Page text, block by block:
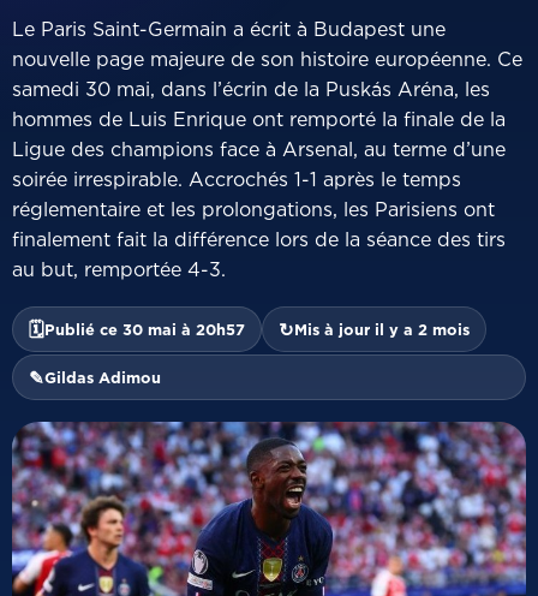
Le Paris Saint-Germain a écrit à Budapest une
nouvelle page majeure de son histoire européenne. Ce
samedi 30 mai, dans l’écrin de la Puskás Aréna, les
hommes de Luis Enrique ont remporté la finale de la
Ligue des champions face à Arsenal, au terme d’une
soirée irrespirable. Accrochés 1-1 après le temps
réglementaire et les prolongations, les Parisiens ont
finalement fait la différence lors de la séance des tirs
au but, remportée 4-3.
🗓Publié ce 30 mai à 20h57 ↻Mis à jour il y a 2 mois
✎Gildas Adimou